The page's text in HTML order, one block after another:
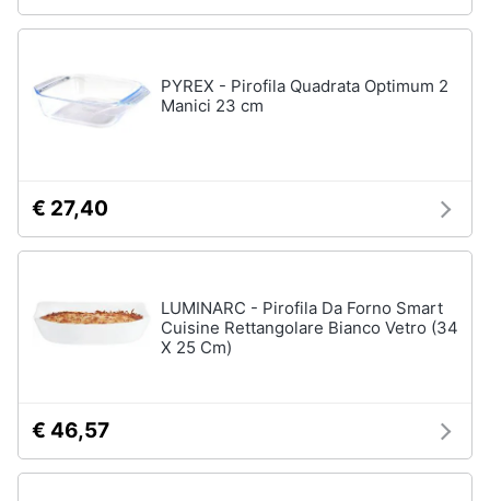
PYREX - Pirofila Quadrata Optimum 2
Manici 23 cm
€ 27,40
LUMINARC - Pirofila Da Forno Smart
Cuisine Rettangolare Bianco Vetro (34
X 25 Cm)
€ 46,57